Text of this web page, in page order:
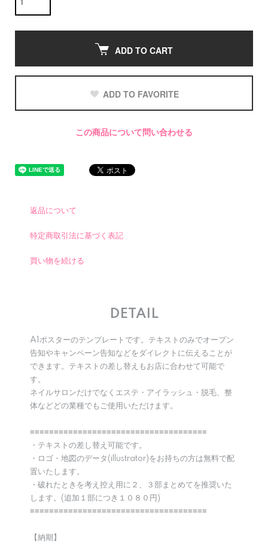
ADD TO CART
ADD TO FAVORITE
この商品について問い合わせる
返品について
特定商取引法に基づく表記
買い物を続ける
DETAIL
A1ポスターのテンプレートです。テキストのみでオープン
告知やキャンペーン告知などをダイレクトに伝えることが
できます。テキストの差し替えもお店に合わせて可能で
す。
ネイルサロンだけでなくエステ・アイラッシュ・脱毛、整
体などどの業種でもご使用いただけます。
≡≡≡≡≡≡≡≡≡≡≡≡≡≡≡≡≡≡≡≡≡≡≡≡≡≡≡≡≡≡≡≡≡≡≡≡≡
・テキストの差し替え可能です。
・ロゴ・地図のデータ(illustrator)をお持ちの方は無料で配
置いたします。
・破れたときを考え控え用に２、３部まとめてを推奨いた
します。(追加１部につき１０８０円)
≡≡≡≡≡≡≡≡≡≡≡≡≡≡≡≡≡≡≡≡≡≡≡≡≡≡≡≡≡≡≡≡≡≡≡≡≡
【納期】